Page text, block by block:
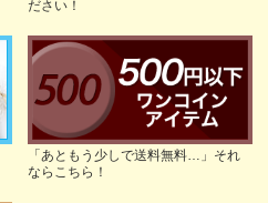
ださい！
「あともう少しで送料無料…」それ
ならこちら！